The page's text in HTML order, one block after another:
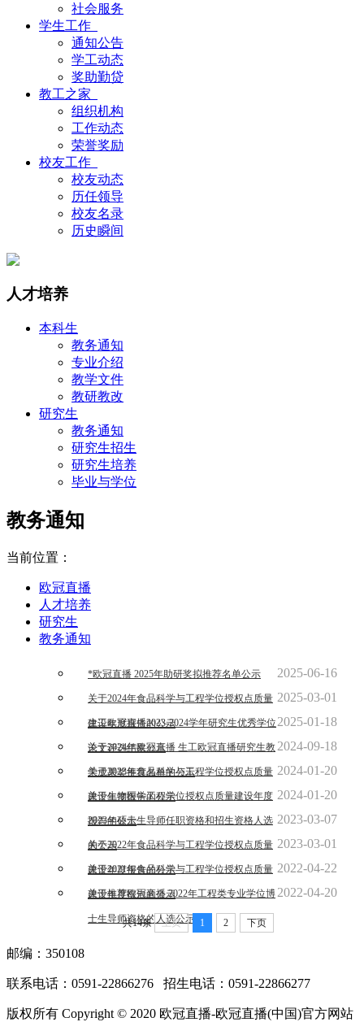
社会服务
学生工作
通知公告
学工动态
奖助勤贷
教工之家
组织机构
工作动态
荣誉奖励
校友工作
校友动态
历任领导
校友名录
历史瞬间
人才培养
本科生
教务通知
专业介绍
教学文件
教研教改
研究生
教务通知
研究生招生
研究生培养
毕业与学位
教务通知
当前位置：
欧冠直播
人才培养
研究生
教务通知
2025-06-16
*欧冠直播 2025年助研奖拟推荐名单公示
2025-03-01
关于2024年食品科学与工程学位授权点质量
建设年度报告的公示 2025-01-18
生工欧冠直播2023-2024学年研究生优秀学位
论文评选结果公示 2024-09-18
关于2024年欧冠直播 生工欧冠直播研究生教
学成果奖推荐名单的公示 2024-01-20
关于2023年食品科学与工程学位授权点质量
建设年度报告的公示 2024-01-20
关于生物医学工程学位授权点质量建设年度
报告的公示 2023-03-07
2023年硕士生导师任职资格和招生资格人选
的公示 2023-03-01
关于2022年食品科学与工程学位授权点质量
建设年度报告的公示 2022-04-22
关于2021年食品科学与工程学位授权点质量
建设年度报告的公示 2022-04-20
关于推荐欧冠直播 2022年工程类专业学位博
士生导师资格的人选公示
共14条 上页 1 2 下页
邮编：350108
联系电话：0591-22866276 招生电话：0591-22866277
版权所有 Copyright © 2020 欧冠直播-欧冠直播(中国)官方网站